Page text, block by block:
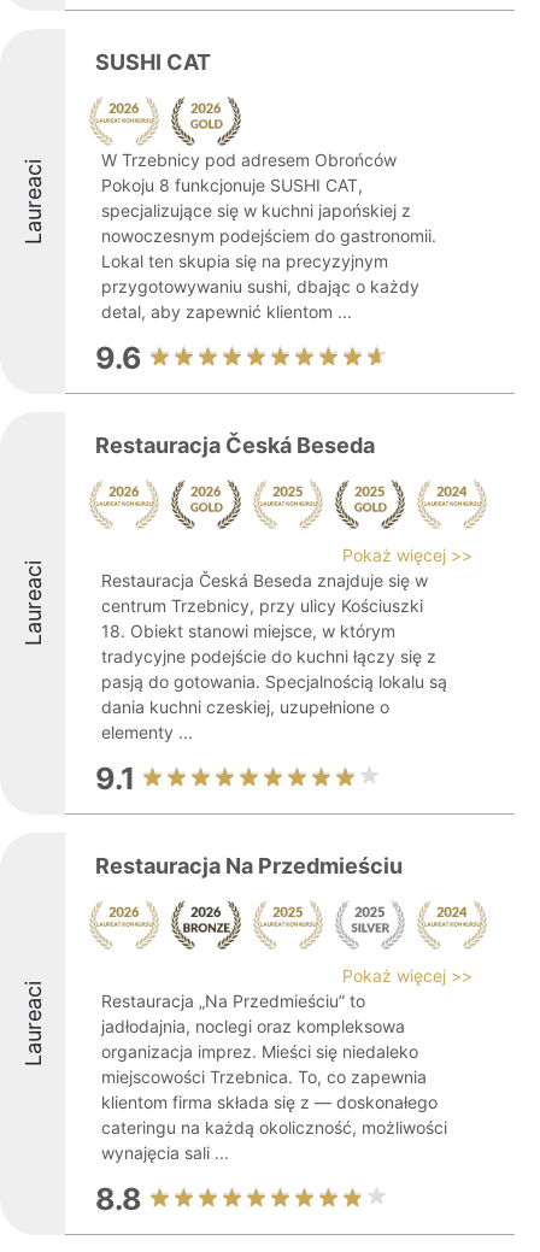
Laureaci
SUSHI CAT
W Trzebnicy pod adresem Obrońców
Pokoju 8 funkcjonuje SUSHI CAT,
specjalizujące się w kuchni japońskiej z
nowoczesnym podejściem do gastronomii.
Lokal ten skupia się na precyzyjnym
przygotowywaniu sushi, dbając o każdy
detal, aby zapewnić klientom ...
9.6
Laureaci
Restauracja Česká Beseda
Pokaż więcej >>
Restauracja Česká Beseda znajduje się w
centrum Trzebnicy, przy ulicy Kościuszki
18. Obiekt stanowi miejsce, w którym
tradycyjne podejście do kuchni łączy się z
pasją do gotowania. Specjalnością lokalu są
dania kuchni czeskiej, uzupełnione o
elementy ...
9.1
Laureaci
Restauracja Na Przedmieściu
Pokaż więcej >>
Restauracja „Na Przedmieściu” to
jadłodajnia, noclegi oraz kompleksowa
organizacja imprez. Mieści się niedaleko
miejscowości Trzebnica. To, co zapewnia
klientom firma składa się z — doskonałego
cateringu na każdą okoliczność, możliwości
wynajęcia sali ...
8.8